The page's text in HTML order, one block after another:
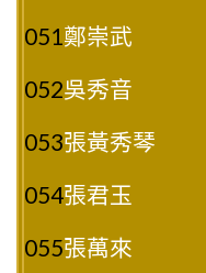
051 鄭崇武
052吳秀音
053張黃秀琴
054張君玉
055張萬來